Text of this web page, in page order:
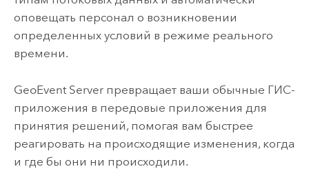
оповещать персонал о возникновении
определенных условий в режиме реального
времени.
GeoEvent Serverпревращает ваши обычные ГИС-
приложения в передовые приложения для
принятия решений, помогая вам быстрее
реагировать на происходящие изменения, когда
и где бы они ни происходили.